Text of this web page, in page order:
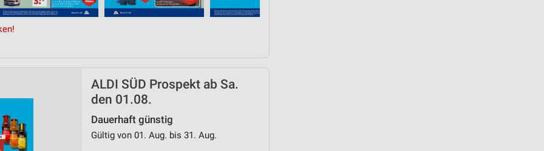
ALDI SÜD Prospekt ab Sa.
den 01.08.
Dauerhaft günstig
Gültig von 01. Aug. bis 31. Aug.